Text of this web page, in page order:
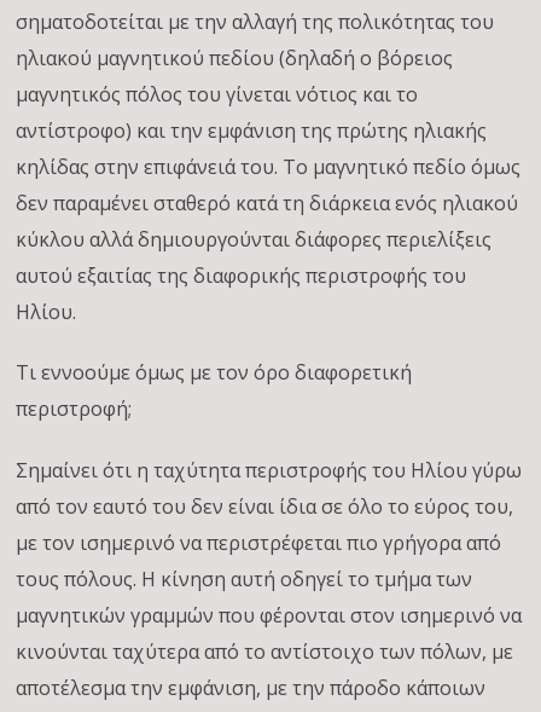
σηματοδοτείται με την αλλαγή της πολικότητας του
ηλιακού μαγνητικού πεδίου (δηλαδή ο βόρειος
μαγνητικός πόλος του γίνεται νότιος και το
αντίστροφο) και την εμφάνιση της πρώτης ηλιακής
κηλίδας στην επιφάνειά του. Το μαγνητικό πεδίο όμως
δεν παραμένει σταθερό κατά τη διάρκεια ενός ηλιακού
κύκλου αλλά δημιουργούνται διάφορες περιελίξεις
αυτού εξαιτίας της διαφορικής περιστροφής του
Ηλίου.
Τι εννοούμε όμως με τον όρο διαφορετική
περιστροφή;
Σημαίνει ότι η ταχύτητα περιστροφής του Ηλίου γύρω
από τον εαυτό του δεν είναι ίδια σε όλο το εύρος του,
με τον ισημερινό να περιστρέφεται πιο γρήγορα από
τους πόλους. Η κίνηση αυτή οδηγεί το τμήμα των
μαγνητικών γραμμών που φέρονται στον ισημερινό να
κινούνται ταχύτερα από το αντίστοιχο των πόλων, με
αποτέλεσμα την εμφάνιση, με την πάροδο κάποιων